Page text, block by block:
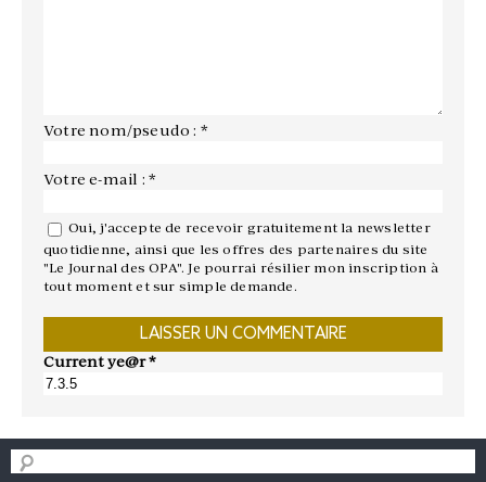
Votre nom/pseudo : *
Votre e-mail : *
Oui, j'accepte de recevoir gratuitement la newsletter
quotidienne, ainsi que les offres des partenaires du site
"Le Journal des OPA". Je pourrai résilier mon inscription à
tout moment et sur simple demande.
Current ye@r*